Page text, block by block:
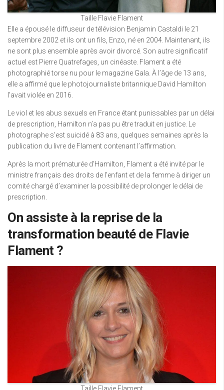
Taille Flavie Flament
Elle a épousé le diffuseur de télévision Benjamin Castaldi le 21
septembre 2002 et ils ont un fils, Enzo, né en 2004. Maintenant, ils
ne sont plus ensemble après avoir divorcé. Son autre significatif
actuel est Pierre Quatrefages, un cinéaste. Flament a été
photographié torse nu pour le magazine Gala. À l’âge de 13 ans,
elle a affirmé que le photojournaliste britannique David Hamilton
l’avait violée en 2016.
Le viol et les abus sexuels en France étant punissables par un délai
de prescription, Hamilton n’a pas pu être traduit en justice. Le
photographe s’est suicidé à 83 ans, quelques semaines après la
publication du livre de Flament contenant l’affirmation.
Après la mort prématurée d’Hamilton, Flament a été invité par le
ministre français des droits de l’enfant et de la femme à diriger un
comité chargé d’examiner la possibilité de prolonger le délai de
prescription.
On assiste à la reprise de la
transformation beauté de Flavie
Flament ?